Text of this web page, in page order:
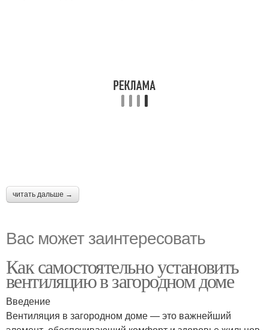
читать дальше →
Вас может заинтересовать
Как самостоятельно установить
вентиляцию в загородном доме
Введение
Вентиляция в загородном доме — это важнейший